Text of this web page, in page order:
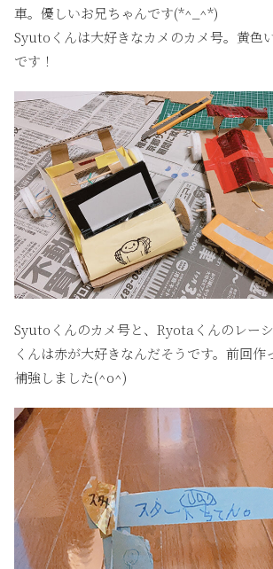
車。優しいお兄ちゃんです(*^_^*)
Syutoくんは大好きなカメのカメ号。黄色
です！
Syutoくんのカメ号と、Ryotaくんのレー
くんは赤が大好きなんだそうです。前回作
補強しました(^o^)